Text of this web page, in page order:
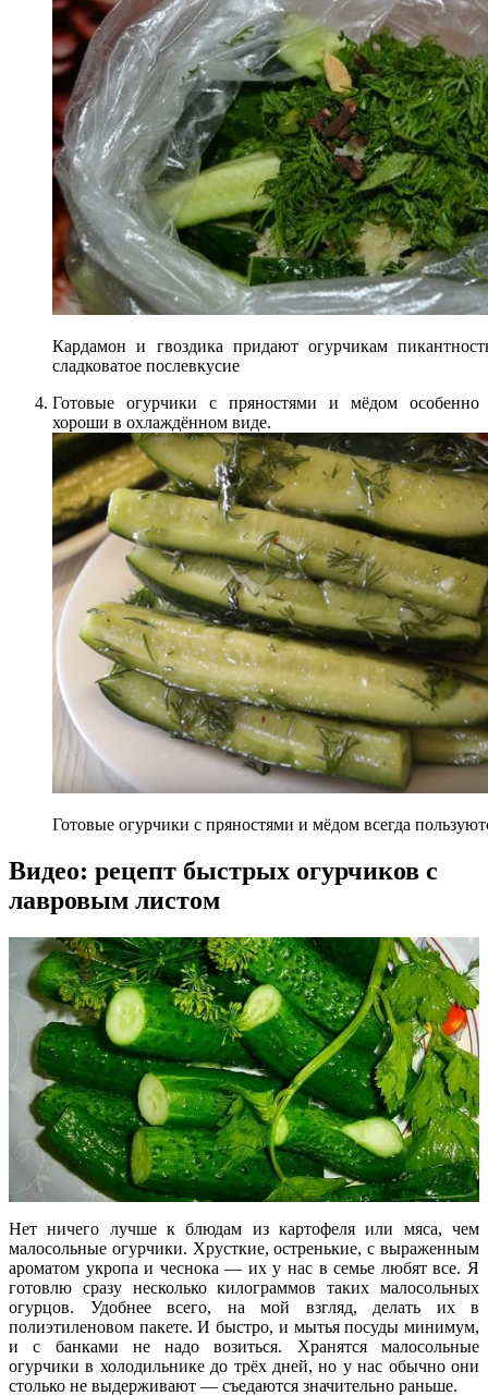
Кардамон и гвоздика придают огурчикам
сладковатое послевкусие
Готовые огурчики с пряностями и мёдом особенно
хороши в охлаждённом виде.
Готовые огурчики с пряностями и мёдом всегда
Видео: рецепт быстрых огурчиков с
лавровым листом
Нет ничего лучше к блюдам из картофеля или мяса, чем
малосольные огурчики. Хрусткие, остренькие, с выраженным
ароматом укропа и чеснока — их у нас в семье любят все. Я
готовлю сразу несколько килограммов таких малосольных
огурцов. Удобнее всего, на мой взгляд, делать их в
полиэтиленовом пакете. И быстро, и мытья посуды минимум,
и с банками не надо возиться. Хранятся малосольные
огурчики в холодильнике до трёх дней, но у нас обычно они
столько не выдерживают — съедаются значительно раньше.